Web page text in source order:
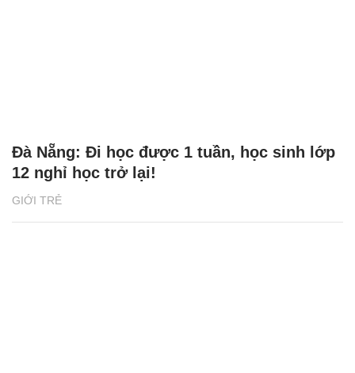
GIỚI TRẺ
Đà Nẵng: Đi học được 1 tuần, học sinh lớp
12 nghỉ học trở lại!